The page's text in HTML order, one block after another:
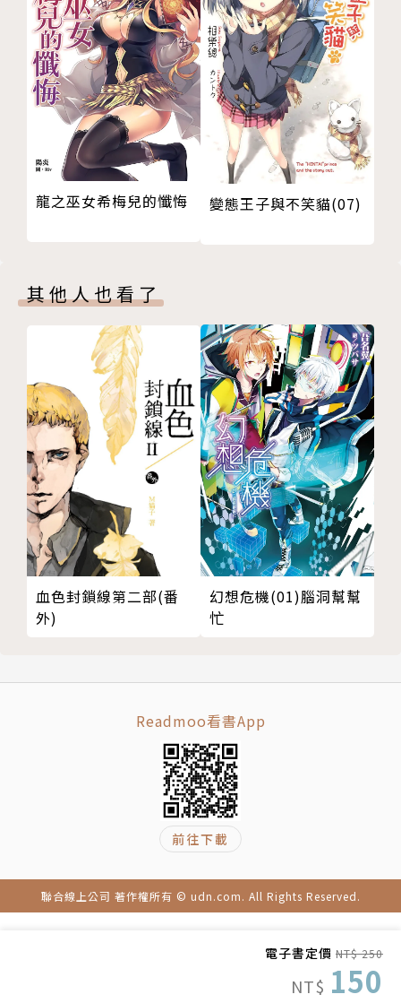
電子書定價 NT$ 250
NT$ 150
１６召喚術師，從公主口中知曉神話
１７召喚術師，於黑夜看見天使
１８召喚術師，立於榮耀舞臺
１９召喚術師，因銀之開端戰慄
２０召喚術師，朝不講理的神話咆哮
２１召喚術師，與希望同在
２２召喚術師，比起億萬讚賞
２３後記
版權頁
龍之巫女希梅兒的懺悔 變態王子與不笑貓(07)
其他人也看了
血色封鎖線第二部(番
外)
幻想危機(01)腦洞幫幫
忙
Readmoo看書App
前往下載
聯合線上公司 著作權所有 © udn.com. All Rights Reserved.